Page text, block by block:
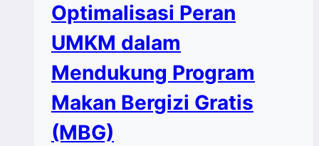
Optimalisasi Peran
UMKM dalam
Mendukung Program
Makan Bergizi Gratis
(MBG)